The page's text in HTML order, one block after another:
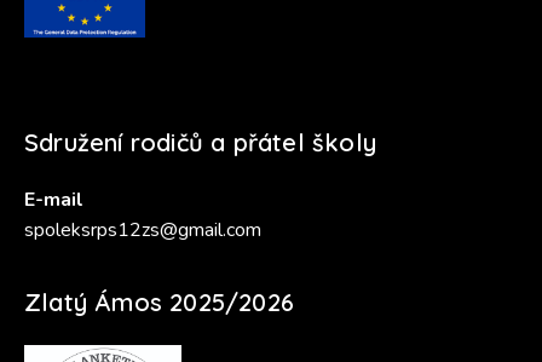
Sdružení rodičů a přátel školy
E-mail
spoleksrps12zs@gmail.com
Zlatý Ámos 2025/2026